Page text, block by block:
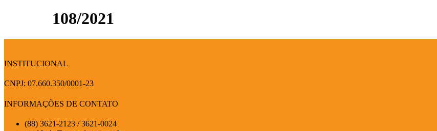
108/2021
INSTITUCIONAL
CNPJ: 07.660.350/0001-23
INFORMAÇÕES DE CONTATO
(88) 3621-2123 / 3621-0024